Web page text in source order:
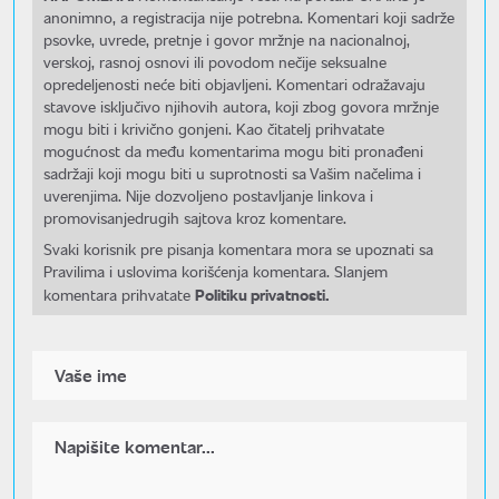
anonimno, a registracija nije potrebna. Komentari koji sadrže
psovke, uvrede, pretnje i govor mržnje na nacionalnoj,
verskoj, rasnoj osnovi ili povodom nečije seksualne
opredeljenosti neće biti objavljeni. Komentari odražavaju
stavove isključivo njihovih autora, koji zbog govora mržnje
mogu biti i krivično gonjeni. Kao čitatelj prihvatate
mogućnost da među komentarima mogu biti pronađeni
sadržaji koji mogu biti u suprotnosti sa Vašim načelima i
uverenjima. Nije dozvoljeno postavljanje linkova i
promovisanjedrugih sajtova kroz komentare.
Svaki korisnik pre pisanja komentara mora se upoznati sa
Pravilima i uslovima korišćenja komentara. Slanjem
komentara prihvatate Politiku privatnosti.